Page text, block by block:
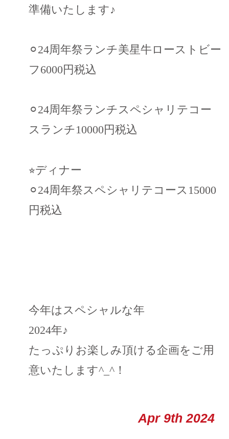
準備いたします♪
⚪︎24周年祭ランチ美星牛ローストビー
フ6000円税込
⚪︎24周年祭ランチスペシャリテコー
スランチ10000円税込
⭐︎ディナー
⚪︎24周年祭スペシャリテコース15000
円税込
今年はスペシャルな年
2024年♪
たっぷりお楽しみ頂ける企画をご用
意いたします^_^！
Apr 9th 2024